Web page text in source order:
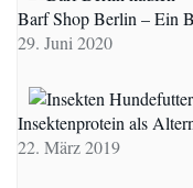
Barf Shop Berlin – Ein
29. Juni 2020
Insektenprotein als
22. März 2019